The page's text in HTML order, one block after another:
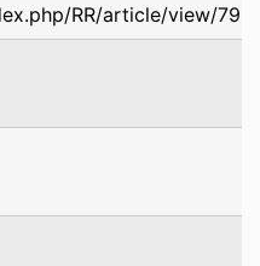
RR/article/view/799